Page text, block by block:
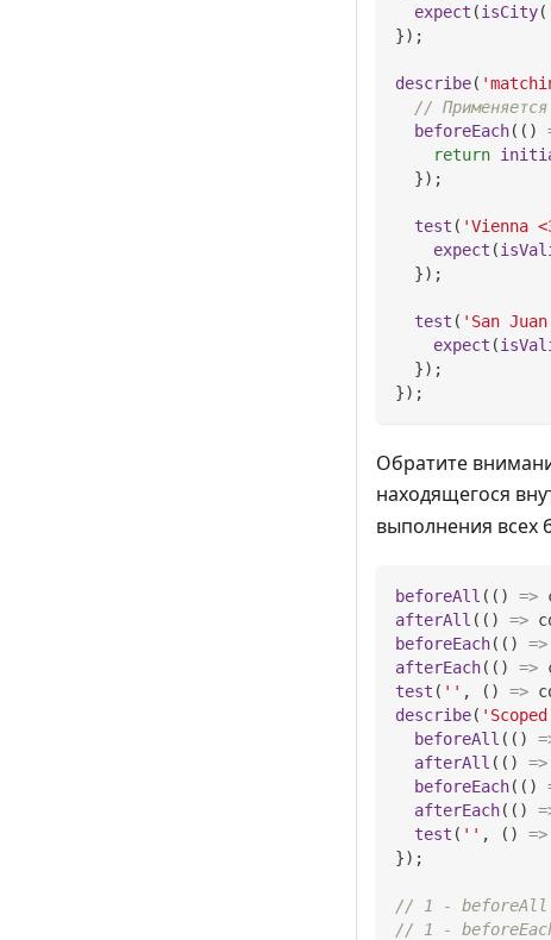
expect (isCity(
}) ;
describe(
//
beforeEach( ( )
return
}) ;
test ( 'Vienna
expect (
}) ;
test ( 'San
expect (
}) ;
}) ;
Обратите
находящегося
выполнения всех
beforeAll ( ( ) =>
afterAll ( ( ) =>
beforeEach( ( ) =>
afterEach( ( ) =>
test ( '' , ( ) =>
describe(
beforeAll ( ( )
afterAll ( ( ) =>
beforeEach( ( )
afterEach( ( )
test ( '' , ( ) =>
}) ;
// 1 - beforeAll
// 1 -